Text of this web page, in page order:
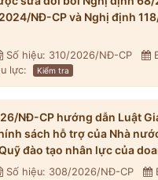
NĐ-CP và Nghị định
Số hiệu: 310/2026/NĐ-CP
lực: Kiểm tra
NĐ-CP hướng dẫn Luật
sách hỗ trợ của Nhà
đào tạo nhân lực của
Số hiệu: 308/2026/NĐ-CP